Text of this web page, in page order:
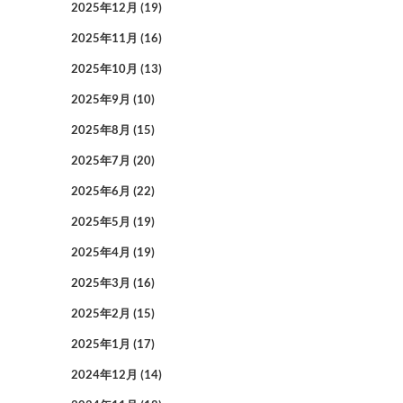
2025年12月 (19)
2025年11月 (16)
2025年10月 (13)
2025年9月 (10)
2025年8月 (15)
2025年7月 (20)
2025年6月 (22)
2025年5月 (19)
2025年4月 (19)
2025年3月 (16)
2025年2月 (15)
2025年1月 (17)
2024年12月 (14)